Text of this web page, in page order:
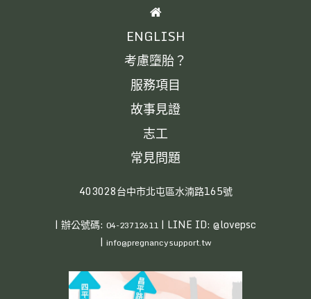
HOME
ENGLISH
考慮墮胎？
服務項目
故事見證
志工
常見問題
403028台中市北屯區水湳路165號
| 辦公號碼: 04-23712611 | LINE ID: @lovepsc
| info@pregnancysupport.tw